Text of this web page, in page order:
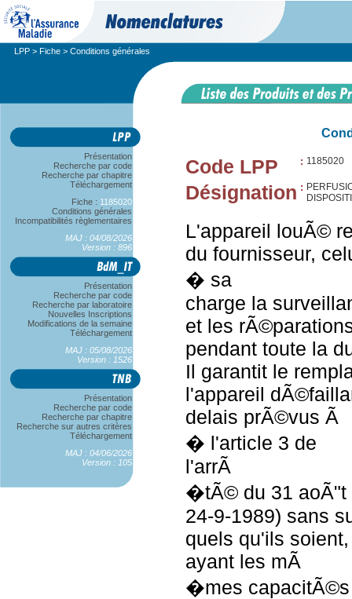
LPP > Fiche > Conditions générales
Présentation
Recherche par code
Recherche par chapitre
Téléchargement
Fiche : 1185020
Conditions générales
Incompatibilités règlementaires
MAJ : 04/08/2026
Version : 896
Présentation
Recherche par code
Recherche par laboratoire
Nouvelles Inscriptions
Modifications de la semaine
Téléchargement
MAJ : 05/08/2026
Version : 1526
Présentation
Recherche par code
Recherche par chapitre
Recherche sur autres critères
Téléchargement
MAJ : 04/06/2026
Version : 105
Code LPP : 1185020
Désignation :
L'appareil louÃ©
du fournisseur,
� sa
charge la
et les
pendant toute la
Il garantit le
l'appareil
delais prÃ©vus Ã
� l'article 3 de
l'arrÃ
�tÃ© du 31 aoÃ"t
24-9-1989) sans
quels qu'ils
ayant les mÃ
�mes capacitÃ©s